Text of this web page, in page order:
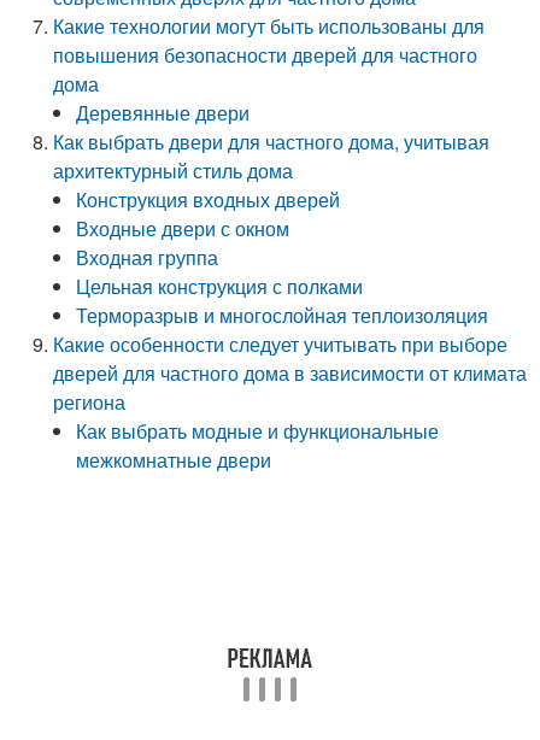
Какие технологии могут быть использованы для
повышения безопасности дверей для частного
дома
Деревянные двери
Как выбрать двери для частного дома, учитывая
архитектурный стиль дома
Конструкция входных дверей
Входные двери с окном
Входная группа
Цельная конструкция с полками
Терморазрыв и многослойная теплоизоляция
Какие особенности следует учитывать при выборе
дверей для частного дома в зависимости от климата
региона
Как выбрать модные и функциональные
межкомнатные двери